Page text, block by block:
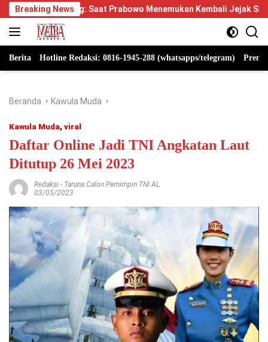
Langsung
ke
konten
Breaking News
Prabowo Menemukan Kembali Jejak Sejarah IPDN
Berita Hotline Redaksi: 0816-1945-288 (whatsapps/telegram)
Beranda Kawula Muda
Kawula Muda, viral
Daftar Online Jadi TNI Angkatan Laut
Ditutup 26 Mei 2023
Redaksi - Taruna Calon Pemimpin TNI AL
03/05/2023